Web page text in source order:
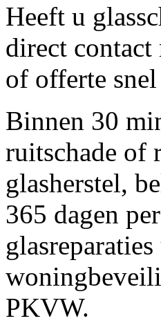
Heeft u
direct
of offerte
Binnen 30
ruitschade of
glasherstel,
365 dagen
PKVW.